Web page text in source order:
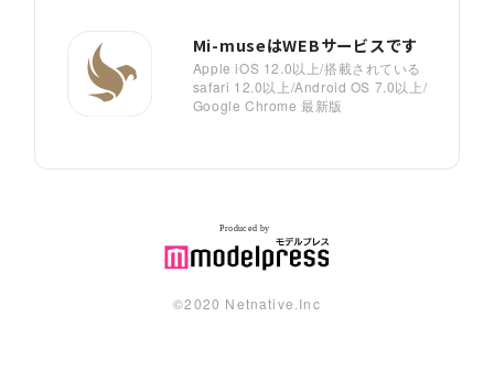
Mi-museはWEBサービスです
Apple iOS 12.0以上/搭載されている
safari 12.0以上/Android OS 7.0以上/
Google Chrome 最新版
©︎2020 Netnative.Inc